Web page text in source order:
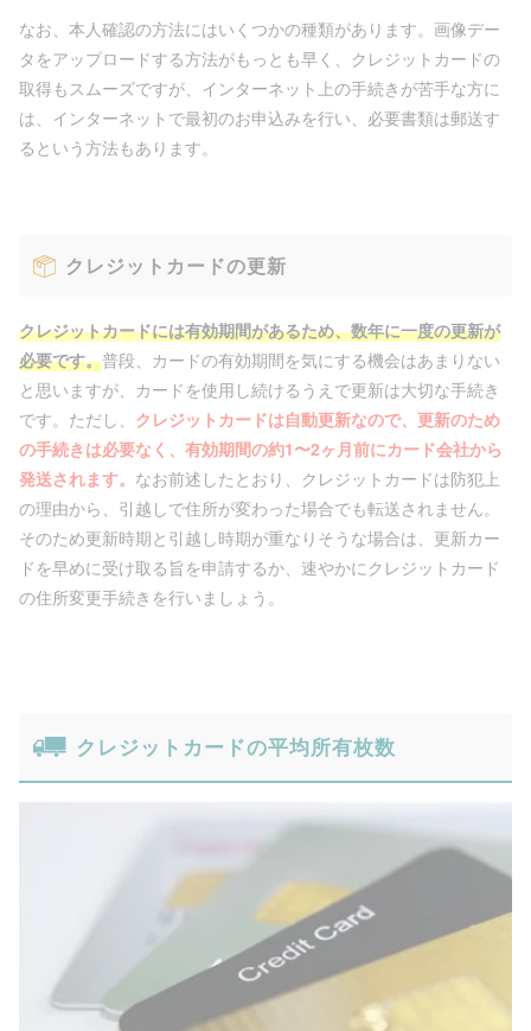
なお、本人確認の方法にはいくつかの種類があります。画像デー
タをアップロードする方法がもっとも早く、クレジットカードの
取得もスムーズですが、インターネット上の手続きが苦手な方に
は、インターネットで最初のお申込みを行い、必要書類は郵送す
るという方法もあります。
クレジットカードの更新
クレジットカードには有効期間があるため、数年に一度の更新が
必要です。普段、カードの有効期間を気にする機会はあまりない
と思いますが、カードを使用し続けるうえで更新は大切な手続き
です。ただし、 クレジットカードは自動更新なので、更新のため
の手続きは必要なく、有効期間の約1〜2ヶ月前にカード会社から
発送されます。 なお前述したとおり、クレジットカードは防犯上
の理由から、引越しで住所が変わった場合でも転送されません。
そのため更新時期と引越し時期が重なりそうな場合は、更新カー
ドを早めに受け取る旨を申請するか、速やかにクレジットカード
の住所変更手続きを行いましょう。
クレジットカードの平均所有枚数